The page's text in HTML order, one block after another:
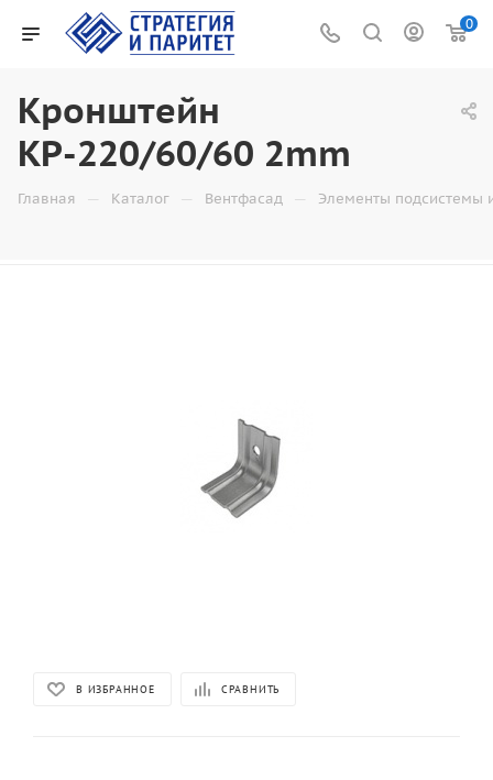
0
Кронштейн
КР-220/60/60 2mm
Главная — Каталог — Вентфасад — Элементы подсистемы
В ИЗБРАННОЕ СРАВНИТЬ